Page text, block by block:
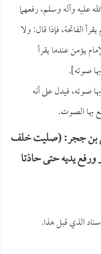
عليه وآله وسلم، رفعهما
الفاتحة، فإذا قال: ولا
يؤمن عندما يقرأ
صوته].
صوته، فيدل على أنه
بها الصوت.
بن ججر: (صليت خلف
ورفع يديه حتى حاذتا
الذي قبل هذا.